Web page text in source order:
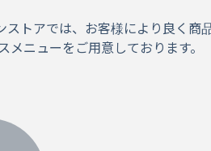
トアでは、お客様により良く商
ニューをご用意しております。